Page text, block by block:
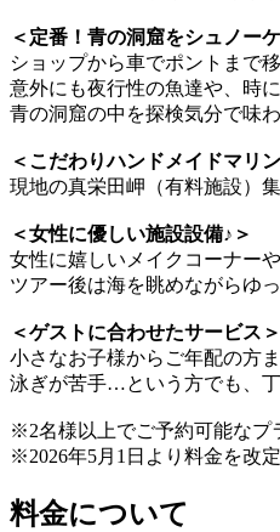
＜定番！青の洞窟をシュノー
ショップから車でポントまで
意外にも夜行性の魚達や、時
青の洞窟の中を探検気分で味
＜こだわりハンドメイドマリ
現地の真栄田岬（有料施設）
＜女性に優しい施設設備♪＞
女性に嬉しいメイクコーナー
ツアー後は海を眺めながらゆ
＜ゲストに合わせたサービス＞
小さなお子様からご年配の方
泳ぎが苦手…という方でも、
※2名様以上でご予約可能なプ
※2026年5月1日より料金を改
料金について